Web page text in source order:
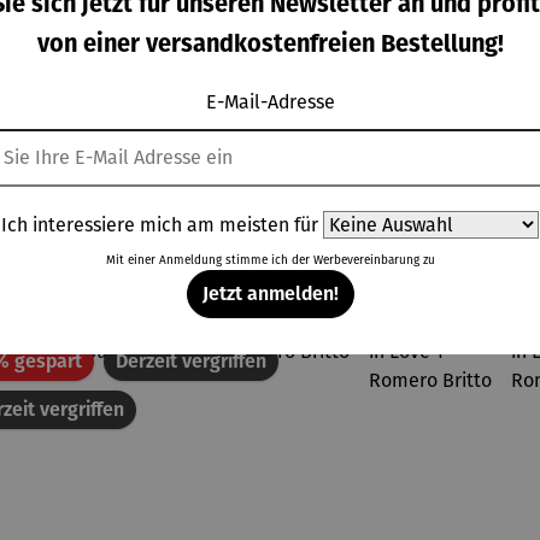
für
€
Set –
Bridgerto
Regulärer Preis:
29,90 €
ter
Regulärer Preis:
29,00 €
Verkaufspreis:
13,95 € UVP
Topseller der Kategorie Wohnwelt
vergriffen
gespartRabattDerzeit vergriffen
von einer versandkostenfreien Bestellung!
E-Mail-Adresse
Ich interessiere mich am meisten für
Mit einer Anmeldung stimme ich der Werbevereinbarungzu
Jetzt anmelden!